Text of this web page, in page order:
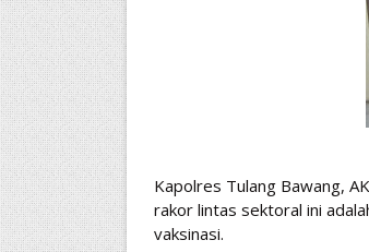
Kapolres Tulang Bawang,
rakor lintas sektoral ini
vaksinasi.